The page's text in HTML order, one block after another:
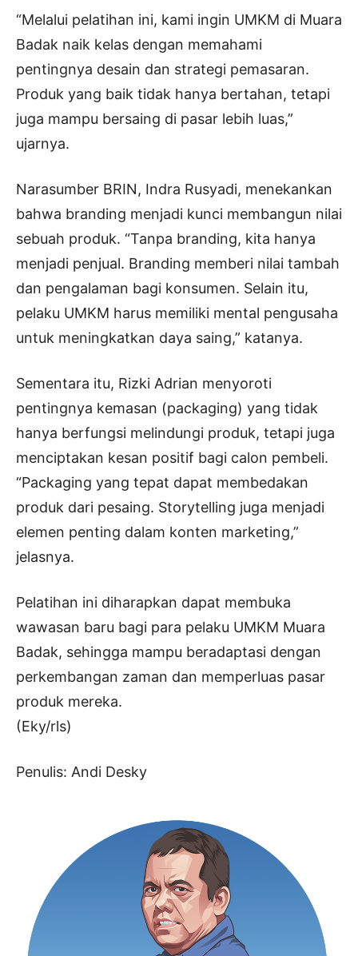
“Melalui pelatihan ini, kami ingin UMKM di Muara
Badak naik kelas dengan memahami
pentingnya desain dan strategi pemasaran.
Produk yang baik tidak hanya bertahan, tetapi
juga mampu bersaing di pasar lebih luas,”
ujarnya.
Narasumber BRIN, Indra Rusyadi, menekankan
bahwa branding menjadi kunci membangun nilai
sebuah produk. “Tanpa branding, kita hanya
menjadi penjual. Branding memberi nilai tambah
dan pengalaman bagi konsumen. Selain itu,
pelaku UMKM harus memiliki mental pengusaha
untuk meningkatkan daya saing,” katanya.
Sementara itu, Rizki Adrian menyoroti
pentingnya kemasan (packaging) yang tidak
hanya berfungsi melindungi produk, tetapi juga
menciptakan kesan positif bagi calon pembeli.
“Packaging yang tepat dapat membedakan
produk dari pesaing. Storytelling juga menjadi
elemen penting dalam konten marketing,”
jelasnya.
Pelatihan ini diharapkan dapat membuka
wawasan baru bagi para pelaku UMKM Muara
Badak, sehingga mampu beradaptasi dengan
perkembangan zaman dan memperluas pasar
produk mereka.
(Eky/rls)
Penulis: Andi Desky